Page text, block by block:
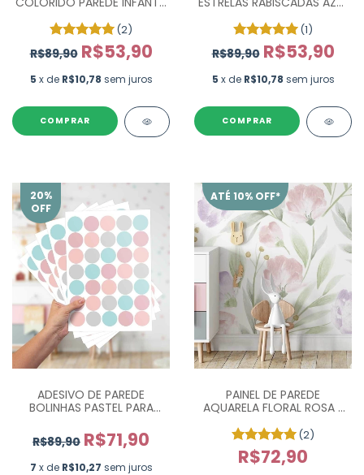
(2)
R$89,90 R$53,90
5 x de R$10,78 sem juros
COMPRAR
(1)
R$89,90 R$53,90
5 x de R$10,78 sem juros
COMPRAR
20%
OFF
ADESIVO DE PAREDE
BOLINHAS PASTEL PARA
175 UN
R$89,90 R$71,90
7 x de R$10,27 sem juros
ATÉ 10% OFF*
PAINEL DE PAREDE
AQUARELA FLORAL ROSA E
(2)
R$72,90